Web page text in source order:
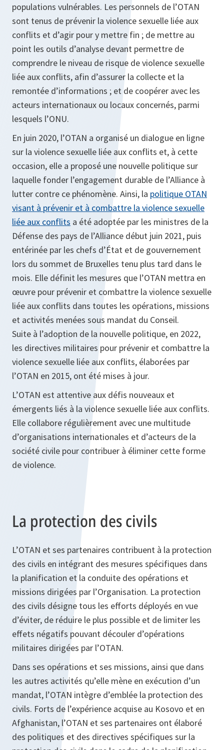
populations vulnérables. Les personnels de l’OTAN
sont tenus de prévenir la violence sexuelle liée aux
conflits et d’agir pour y mettre fin ; de mettre au
point les outils d’analyse devant permettre de
comprendre le niveau de risque de violence sexuelle
liée aux conflits, afin d’assurer la collecte et la
remontée d’informations ; et de coopérer avec les
acteurs internationaux ou locaux concernés, parmi
lesquels l’ONU.
En juin 2020, l’OTAN a organisé un dialogue en ligne
sur la violence sexuelle liée aux conflits et, à cette
occasion, elle a proposé une nouvelle politique sur
laquelle fonder l’engagement durable de l’Alliance à
lutter contre ce phénomène. Ainsi, la politique OTAN
visant à prévenir et à combattre la violence sexuelle
liée aux conflits a été adoptée par les ministres de la
Défense des pays de l’Alliance début juin 2021, puis
entérinée par les chefs d’État et de gouvernement
lors du sommet de Bruxelles tenu plus tard dans le
mois. Elle définit les mesures que l’OTAN mettra en
œuvre pour prévenir et combattre la violence sexuelle
liée aux conflits dans toutes les opérations, missions
et activités menées sous mandat du Conseil.
Suite à l’adoption de la nouvelle politique, en 2022,
les directives militaires pour prévenir et combattre la
violence sexuelle liée aux conflits, élaborées par
l’OTAN en 2015, ont été mises à jour.
L’OTAN est attentive aux défis nouveaux et
émergents liés à la violence sexuelle liée aux conflits.
Elle collabore régulièrement avec une multitude
d’organisations internationales et d’acteurs de la
société civile pour contribuer à éliminer cette forme
de violence.
La protection des civils
L’OTAN et ses partenaires contribuent à la protection
des civils en intégrant des mesures spécifiques dans
la planification et la conduite des opérations et
missions dirigées par l’Organisation. La protection
des civils désigne tous les efforts déployés en vue
d’éviter, de réduire le plus possible et de limiter les
effets négatifs pouvant découler d’opérations
militaires dirigées par l’OTAN.
Dans ses opérations et ses missions, ainsi que dans
les autres activités qu’elle mène en exécution d’un
mandat, l’OTAN intègre d’emblée la protection des
civils. Forts de l’expérience acquise au Kosovo et en
Afghanistan, l’OTAN et ses partenaires ont élaboré
des politiques et des directives spécifiques sur la